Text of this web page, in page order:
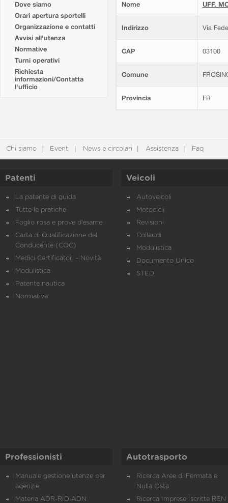
Dove siamo
Orari apertura sportelli
Organizzazione e contatti
Avvisi all'utenza
Normative
Turni operativi
Richiesta
informazioni/Contatta
l'ufficio
Nome UFF.
Indirizzo Via
CAP 03100
Comune
Provincia FR
Chi siamo Eventi News e circolari Assistenza Faq
Patenti
La patente di guida
Tutte le pratiche
Foglio rosa e prove d’esame
Carta di Qualificazione del
Conducente (CQC)
Medici Certificatori - Novità
Modulistica
Patente nautica
Normativa
Veicoli
Autoveicoli
Motocicli
Revisioni
Collaudi
Modulistica
Documento Unico
STED
Professionisti
Manuale gestione utenze per
agenzie
Materia ADR-RID-ADN
Autotrasporto
Ricerca Aree di Fermata e
Nulla Osta
Ricerca Imprese Iscritte REN